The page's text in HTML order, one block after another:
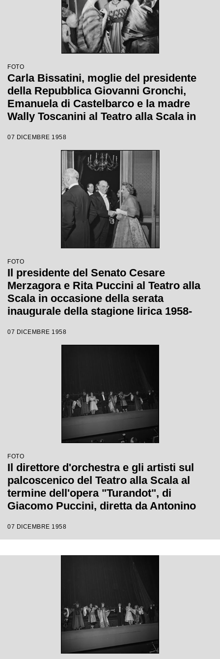
FOTO
Carla Bissatini, moglie del presidente
della Repubblica Giovanni Gronchi,
Emanuela di Castelbarco e la madre
Wally Toscanini al Teatro alla Scala in
stagione lirica 1958-1959 con l'opera
"Turandot", di Giacomo Puccini, diretta
da Antonino Votto con la regia di
Margherita Wallmann
07 DICEMBRE 1958
FOTO
Il presidente del Senato Cesare
Merzagora e Rita Puccini al Teatro alla
Scala in occasione della serata
inaugurale della stagione lirica 1958-
Puccini, diretta da Antonino Votto con la
regia di Margherita Wallmann
07 DICEMBRE 1958
FOTO
Il direttore d'orchestra e gli artisti sul
palcoscenico del Teatro alla Scala al
termine dell'opera "Turandot", di
Giacomo Puccini, diretta da Antonino
Wallmann, che inaugura la stagione
07 DICEMBRE 1958